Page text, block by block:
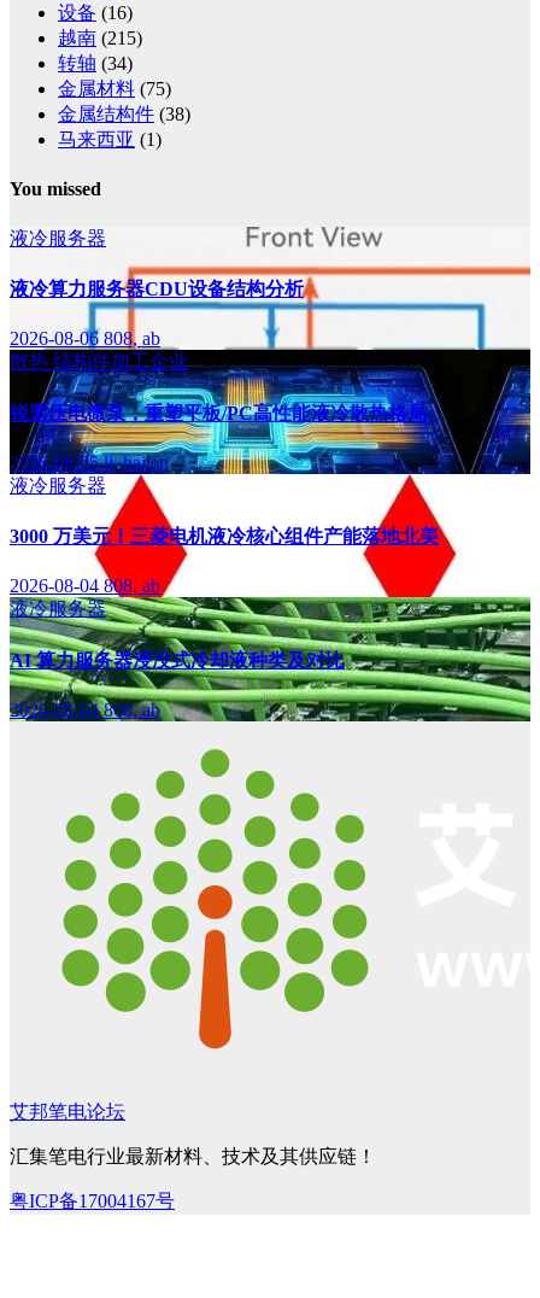
设备 (16)
越南 (215)
转轴 (34)
金属材料 (75)
金属结构件 (38)
马来西亚 (1)
You missed
液冷服务器
液冷算力服务器CDU设备结构分析
2026-08-06808, ab
散热 结构件加工企业
锐盟压电微泵，重塑平板/PC高性能液冷散热格局
2026-08-05li, hailan
液冷服务器
3000 万美元！三菱电机液冷核心组件产能落地北美
2026-08-04 808, ab
液冷服务器
AI 算力服务器浸没式冷却液种类及对比
2026-08-04808, ab
艾邦笔电论坛
汇集笔电行业最新材料、技术及其供应链！
粤ICP备17004167号